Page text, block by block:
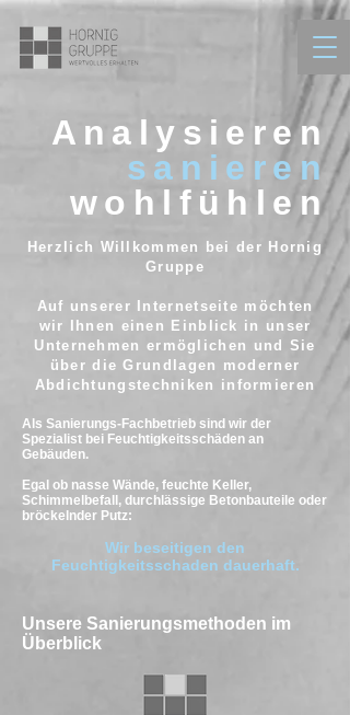
Analysieren
sanieren
wohlfühlen
Herzlich Willkommen bei der Hornig
Gruppe
Auf unserer Internetseite möchten
wir Ihnen einen Einblick in unser
Unternehmen ermöglichen und Sie
über die Grundlagen moderner
Abdichtungstechniken informieren
Als Sanierungs-Fachbetrieb sind wir der
Spezialist bei Feuchtigkeitsschäden an
Gebäuden.
Egal ob nasse Wände, feuchte Keller,
Schimmelbefall, durchlässige Betonbauteile oder
bröckelnder Putz:
Wir beseitigen den
Feuchtigkeitsschaden dauerhaft.
Unsere Sanierungsmethoden im
Überblick